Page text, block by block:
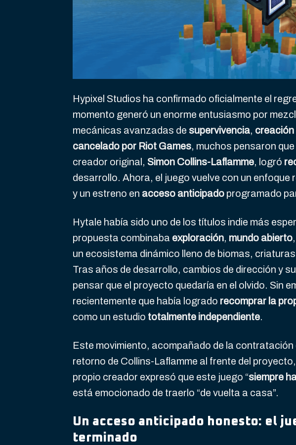
Hypixel Studios ha confirmado oficialmente el
momento generó un enorme entusiasmo por
mecánicas avanzadas de supervivencia, creación
cancelado por Riot Games, muchos pensaron
creador original, Simon Collins-Laflamme, logró
desarrollo. Ahora, el juego vuelve con un enfoque
y un estreno en acceso anticipado programado
Hytale había sido uno de los títulos indie más
propuesta combinaba exploración, mundo abierto,
un ecosistema dinámico lleno de biomas,
Tras años de desarrollo, cambios de dirección y
pensar que el proyecto quedaría en el olvido. Sin
recientemente que había logrado recomprar la
como un estudio totalmente independiente.
Este movimiento, acompañado de la contratación
retorno de Collins-Laflamme al frente del
propio creador expresó que este juego “siempre
está emocionado de traerlo “de vuelta a casa”.
Un acceso anticipado honesto: el
terminado